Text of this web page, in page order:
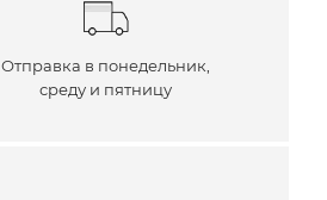
Отправка в понедельник,
среду и пятницу